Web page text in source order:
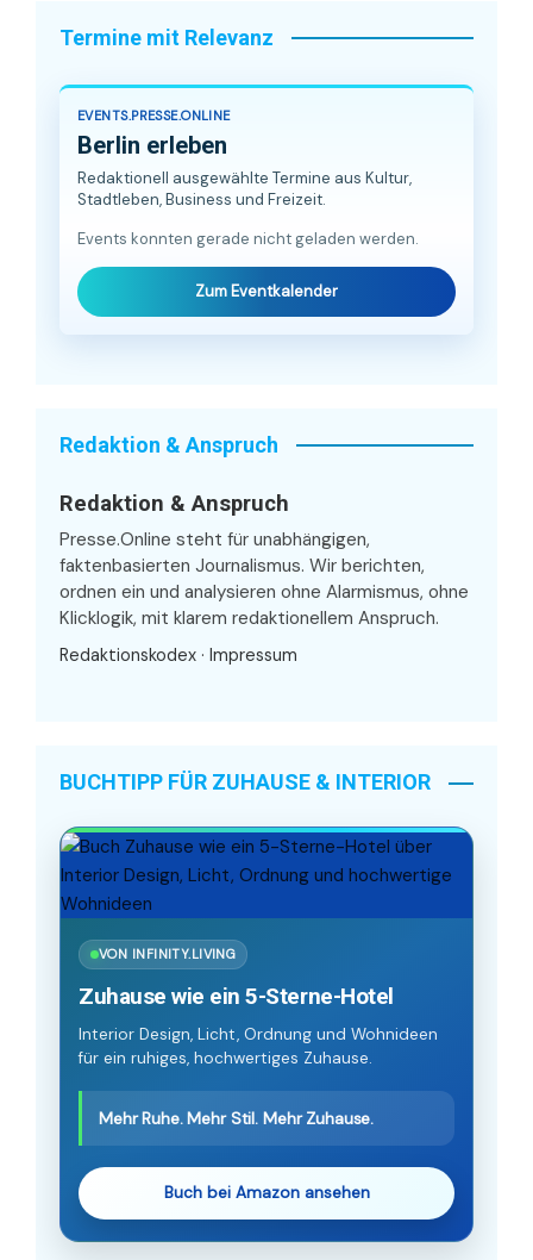
Termine mit Relevanz
EVENTS.PRESSE.ONLINE
Berlin erleben
Redaktionell ausgewählte Termine aus Kultur,
Stadtleben, Business und Freizeit.
Events konnten gerade nicht geladen werden.
Zum Eventkalender
Redaktion & Anspruch
Redaktion & Anspruch
Presse.Online steht für unabhängigen,
faktenbasierten Journalismus. Wir berichten,
ordnen ein und analysieren ohne Alarmismus, ohne
Klicklogik, mit klarem redaktionellem Anspruch.
Redaktionskodex · Impressum
BUCHTIPP FÜR ZUHAUSE & INTERIOR
VON INFINITY.LIVING
Zuhause wie ein 5-Sterne-Hotel
Interior Design, Licht, Ordnung und Wohnideen
für ein ruhiges, hochwertiges Zuhause.
Mehr Ruhe. Mehr Stil. Mehr Zuhause.
Buch bei Amazon ansehen